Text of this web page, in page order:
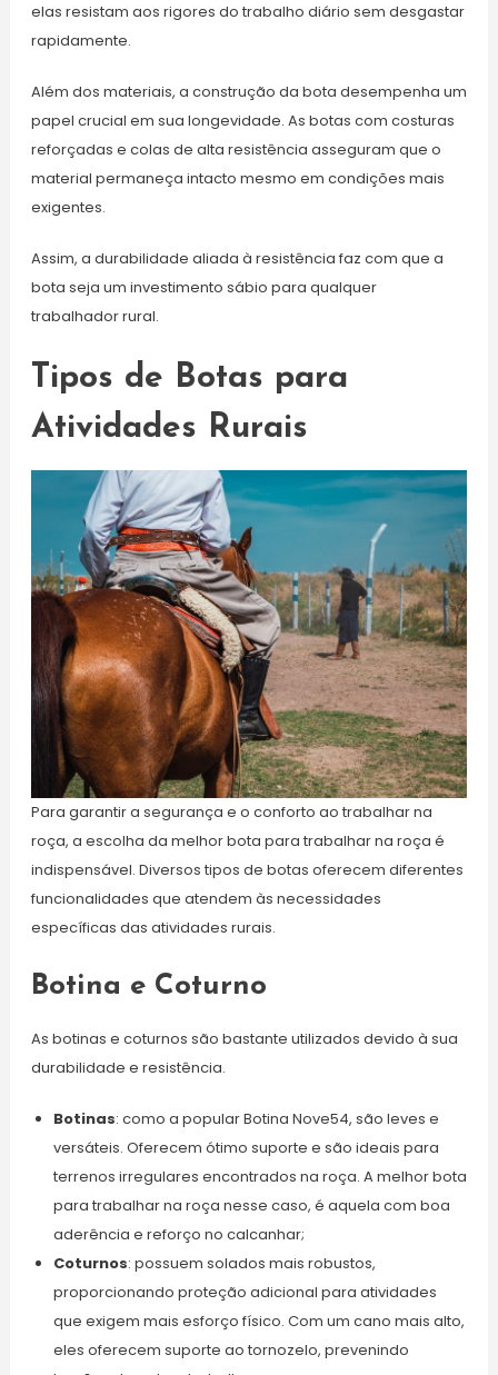
elas resistam aos rigores do trabalho diário sem desgastar
rapidamente.
Além dos materiais, a construção da bota desempenha um
papel crucial em sua longevidade. As botas com costuras
reforçadas e colas de alta resistência asseguram que o
material permaneça intacto mesmo em condições mais
exigentes.
Assim, a durabilidade aliada à resistência faz com que a
bota seja um investimento sábio para qualquer
trabalhador rural.
Tipos de Botas para
Atividades Rurais
Para garantir a segurança e o conforto ao trabalhar na
roça, a escolha da melhor bota para trabalhar na roça é
indispensável. Diversos tipos de botas oferecem diferentes
funcionalidades que atendem às necessidades
específicas das atividades rurais.
Botina e Coturno
As botinas e coturnos são bastante utilizados devido à sua
durabilidade e resistência.
Botinas: como a popular Botina Nove54, são leves e
versáteis. Oferecem ótimo suporte e são ideais para
terrenos irregulares encontrados na roça. A melhor bota
para trabalhar na roça nesse caso, é aquela com boa
aderência e reforço no calcanhar;
Coturnos: possuem solados mais robustos,
proporcionando proteção adicional para atividades
que exigem mais esforço físico. Com um cano mais alto,
eles oferecem suporte ao tornozelo, prevenindo